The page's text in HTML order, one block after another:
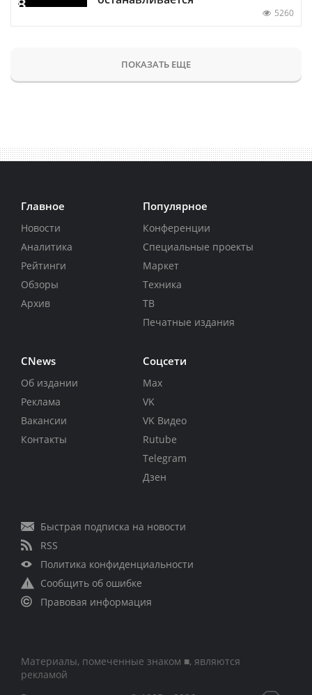
5260
ПОКАЗАТЬ ЕЩЕ
Главное
Новости
Аналитика
Рейтинги
Обзоры
Архив
Популярное
Конференции
Специальные проекты
Маркет
Техника
ТВ
Печатные издания
CNews
Об издании
Реклама
Вакансии
Контакты
Соцсети
Max
VK
VK Видео
Rutube
Telegram
Дзен
Быстрая подписка на новости
RSS
Политика конфиденциальности
Сообщить об ошибке
Правовая информация
Материалы, помеченные знаком ■, являются
рекламой